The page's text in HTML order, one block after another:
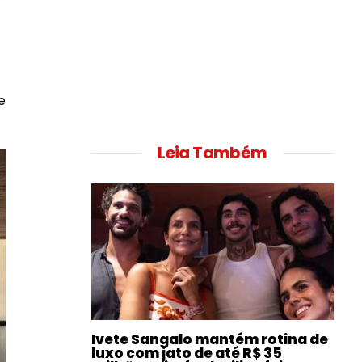
Leia Também
Ivete Sangalo mantém rotina de
luxo com jato de até R$ 35